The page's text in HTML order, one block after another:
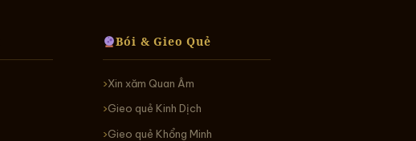
Bói & Gieo Quẻ
Xin xăm Quan Âm
Gieo quẻ Kinh Dịch
Gieo quẻ Khổng Minh